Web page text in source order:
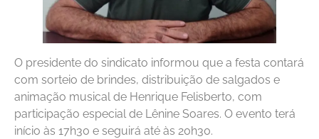
O presidente do sindicato informou que a festa contará
com sorteio de brindes, distribuição de salgados e
animação musical de Henrique Felisberto, com
participação especial de Lênine Soares. O evento terá
início às 17h30 e seguirá até às 20h30.